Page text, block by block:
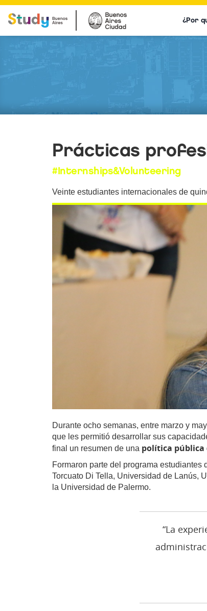
¿Por
Prácticas
#Internships&Volunteering
Veinte estudiantes internacionales de
Durante ocho semanas, entre marzo y
que les permitió desarrollar sus
final un resumen de una política pública
Formaron parte del programa
Torcuato Di Tella, Universidad de Lanús,
la Universidad de Palermo.
“La